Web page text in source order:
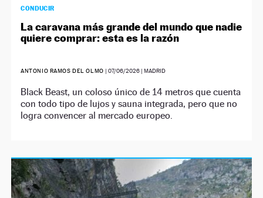
CONDUCIR
La caravana más grande del mundo que nadie
quiere comprar: esta es la razón
ANTONIO RAMOS DEL OLMO | 07/06/2026| MADRID
Black Beast, un coloso único de 14 metros que cuenta
con todo tipo de lujos y sauna integrada, pero que no
logra convencer al mercado europeo.